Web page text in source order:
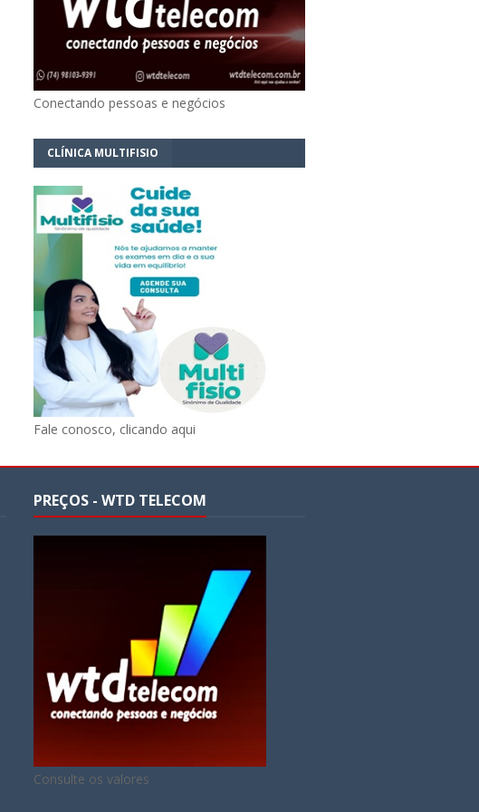
Conectando pessoas e negócios
CLÍNICA MULTIFISIO
Fale conosco, clicando aqui
PREÇOS - WTD TELECOM
Consulte os valores